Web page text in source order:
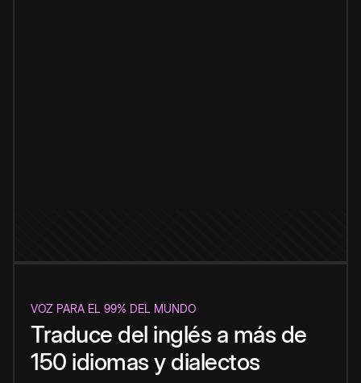
VOZ PARA EL 99% DEL MUNDO
Traduce del inglés a más de
150 idiomas y dialectos